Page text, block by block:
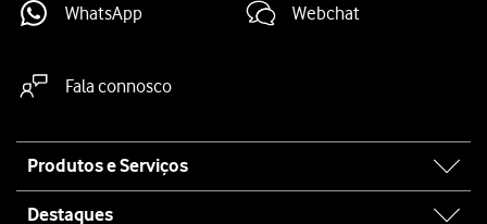
WhatsApp Webchat
Fala connosco
map
Produtos e Serviços
Destaques